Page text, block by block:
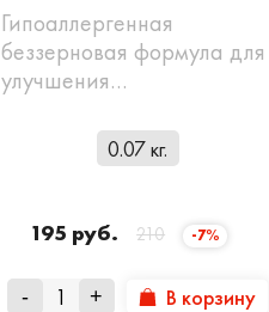
Гипоаллергенная
беззерновая формула для
улучшения…
0.07 кг.
195 руб. 210 -7%
- + В корзину